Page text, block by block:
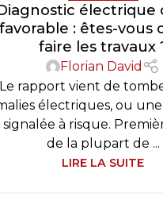
électrique
: êtes-vous
faire les travaux
Florian David
Le rapport vient de
électriques, ou
signalée à risque.
de la plupart de ...
LIRE LA SUITE